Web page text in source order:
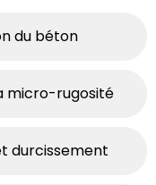
du béton
micro-rugosité
durcissement